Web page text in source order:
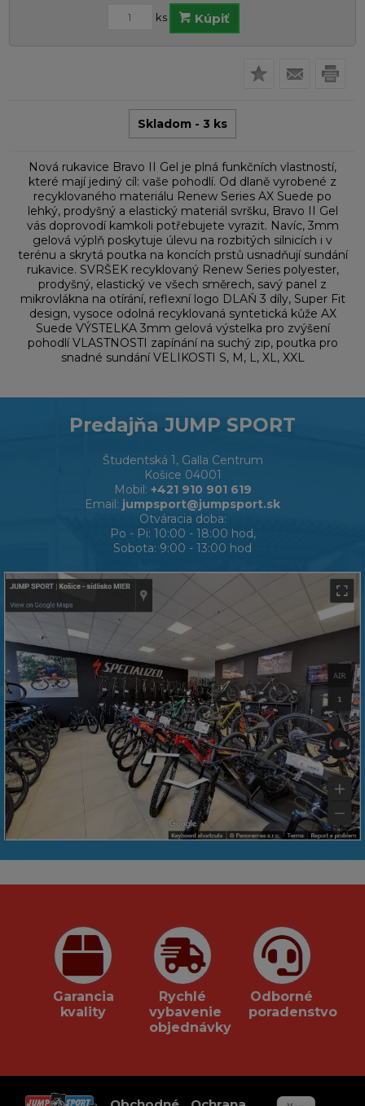
ks Kúpiť
Skladom - 3 ks
Nová rukavice Bravo II Gel je plná funkčních vlastností,
které mají jediný cíl: vaše pohodlí. Od dlaně vyrobené z
recyklovaného materiálu Renew Series AX Suede po
lehký, prodyšný a elastický materiál svršku, Bravo II Gel
vás doprovodí kamkoli potřebujete vyrazit. Navíc, 3mm
gelová výplň poskytuje úlevu na rozbitých silnicích i v
terénu a skrytá poutka na koncích prstů usnadňují sundání
rukavice. SVRŠEK recyklovaný Renew Series polyester,
prodyšný, elastický ve všech směrech, savý panel z
mikrovlákna na otírání, reflexní logo DLAŇ 3 díly, Super Fit
design, vysoce odolná recyklovaná syntetická kůže AX
Suede VÝSTELKA 3mm gelová výstelka pro zvýšení
pohodlí VLASTNOSTI zapínání na suchý zip, poutka pro
snadné sundání VELIKOSTI S, M, L, XL, XXL
Predajňa JUMP SPORT
Študentská 1, Galla Centrum
Košice 04001
Mobil: +421 910 901 619
Email: jumpsport@jumpsport.sk
Otváracia doba:
Po - Pi: 10:00 - 18:00 hod,
Sobota: 9:00 - 13:00 hod
Garancia
kvality
Rychlé
vybavenie
objednávky
Odborné
poradenstvo